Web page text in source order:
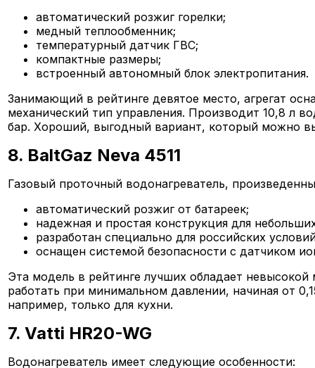
автоматический розжиг горелки;
медный теплообменник;
температурный датчик ГВС;
компактные размеры;
встроенный автономный блок электропитания.
Занимающий в рейтинге девятое место, агрегат
механический тип управления. Производит 10,8 л
бар. Хороший, выгодный вариант, который можно
8. BaltGaz Neva 4511
Газовый проточный водонагреватель,
автоматический розжиг от батареек;
надежная и простая конструкция для
разработан специально для российских
оснащен системой безопасности с датчиком
Эта модель в рейтинге лучших обладает
работать при минимальном давлении, начиная от
например, только для кухни.
7. Vatti HR20-WG
Водонагреватель имеет следующие особенности: